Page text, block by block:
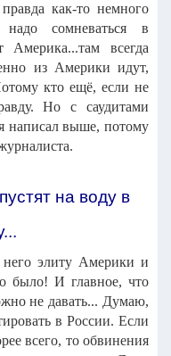
как-то немного
сомневаться в
Америка...там всегда
из Америки идут,
кто ещё, если не
Но с саудитами
написал выше, потому
на воду в
элиту Америки и
было! И главное, что
не давать... Думаю,
в России. Если
всего, то обвинения